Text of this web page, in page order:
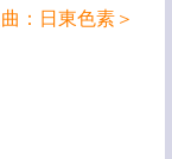
：日東色素＞